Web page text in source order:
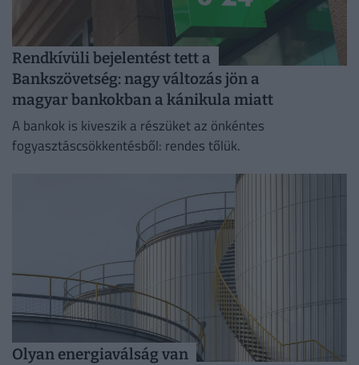
Rendkívüli bejelentést tett a
Bankszövetség: nagy változás jön a
magyar bankokban a kánikula miatt
A bankok is kiveszik a részüket az önkéntes
fogyasztáscsökkentésből: rendes tőlük.
Olyan energiaválság van